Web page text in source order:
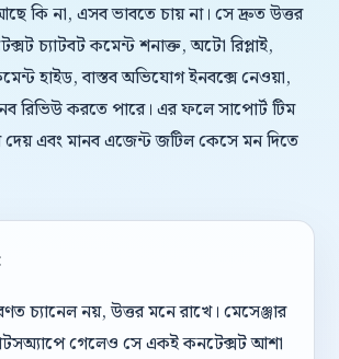
কি না, এসব ভাবতে চায় না। সে দ্রুত উত্তর
চ্যাটবট কমেন্ট শনাক্ত, অটো রিপ্লাই,
হাইড, বাস্তব অভিযোগ ইনবক্সে নেওয়া,
রিভিউ করতে পারে। এর ফলে সাপোর্ট টিম
এবং মানব এজেন্ট জটিল কেসে মন দিতে
চ্যানেল নয়, উত্তর মনে রাখে। মেসেঞ্জার
গেলেও সে একই কনটেক্সট আশা